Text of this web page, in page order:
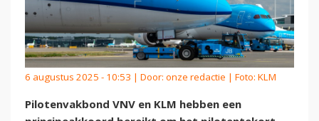
6 augustus 2025 - 10:53 | Door: onze redactie | Foto: KLM
Pilotenvakbond VNV en KLM hebben een